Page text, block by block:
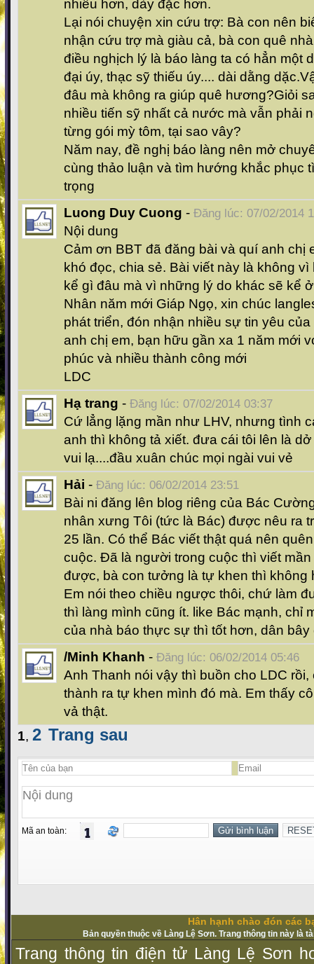
nhiều hơn, dày đặc hơn.
Lại nói chuyện xin cứu trợ: Bà con nên
nhận cứu trợ mà giàu cả, bà con quê
điều nghịch lý là báo làng ta có hẳn một
đại úy, thạc sỹ thiếu úy.... dài dằng
đâu mà không ra giúp quê hương?Giỏi
nhiều tiến sỹ nhất cả nước mà vẫn phải
từng gói mỳ tôm, tại sao vây?
Năm nay, đề nghị báo làng nên mở
cùng thảo luận và tìm hướng khắc phục
trọng
Luong Duy Cuong - Đăng lúc: 07/02/2014
Nội dung
Cảm ơn BBT đã đăng bài và quí anh chị
khó đọc, chia sẻ. Bài viết này là không
kể gì đâu mà vì những lý do khác sẽ kể
Nhân năm mới Giáp Ngọ, xin chúc
phát triển, đón nhận nhiều sự tin yêu
anh chị em, bạn hữu gần xa 1 năm mới
phúc và nhiều thành công mới
LDC
Hạ trang - Đăng lúc: 07/02/2014 03:37
Cứ lẳng lặng mần như LHV, nhưng tình
anh thì không tả xiết. đưa cái tôi lên là
vui lạ....đầu xuân chúc mọi ngài vui vẻ
Hải - Đăng lúc: 06/02/2014 23:51
Bài ni đăng lên blog riêng của Bác
nhân xưng Tôi (tức là Bác) được nêu ra
25 lần. Có thể Bác viết thật quá nên
cuộc. Đã là người trong cuộc thì viết
được, bà con tưởng là tự khen thì không
Em nói theo chiều ngược thôi, chứ làm
thì làng mình cũng ít. like Bác mạnh, chỉ
của nhà báo thực sự thì tốt hơn, dân bây
/Minh Khanh - Đăng lúc: 06/02/2014 05:46
Anh Thanh nói vậy thì buồn cho LDC rồi,
thành ra tự khen mình đó mà. Em thấy
vả thật.
1, 2 Trang sau
Mã an toàn:
Hân hạnh chào đón các
Bản quyền thuộc về Làng Lệ Sơn. Trang thông tin này là
Trang thông tin điện tử Làng Lệ Sơn